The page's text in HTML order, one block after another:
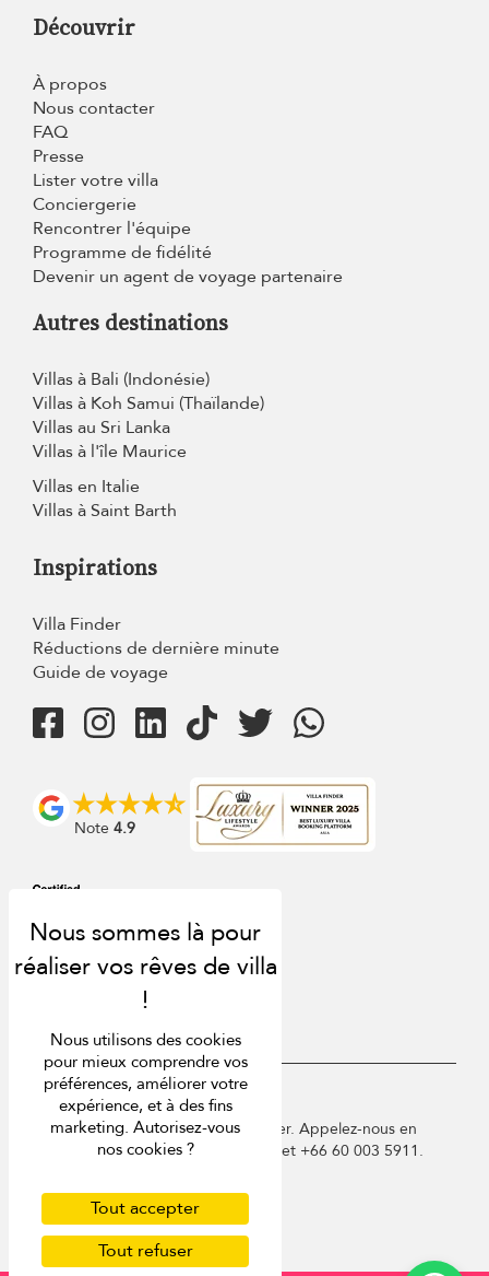
Découvrir
À propos
Nous contacter
FAQ
Presse
Lister votre villa
Conciergerie
Rencontrer l'équipe
Programme de fidélité
Devenir un agent de voyage partenaire
Autres destinations
Villas à Bali (Indonésie)
Villas à Koh Samui (Thaïlande)
Villas au Sri Lanka
Villas à l'île Maurice
Villas en Italie
Villas à Saint Barth
Inspirations
Villa Finder
Réductions de dernière minute
Guide de voyage
Note 4.9
USD $ fr Français
Copyright © 2026 Phuket Villa Finder. Appelez-nous en
France au 01 78 90 04 96 ou à Phuket +66 60 003 5911.
Politique de confidentialité
Cookies
Plan du site
Nous utilisons des cookies
pour mieux comprendre vos
préférences, améliorer votre
expérience, et à des fins
marketing. Autorisez-vous
nos cookies ?
Tout accepter
Tout refuser